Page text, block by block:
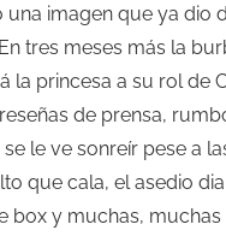
imagen que ya dio
tres meses más la
la princesa a su rol de
de prensa,
le ve sonreír pese a
que cala, el asedio
box y muchas, muchas